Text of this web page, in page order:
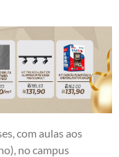
com aulas aos
no campus